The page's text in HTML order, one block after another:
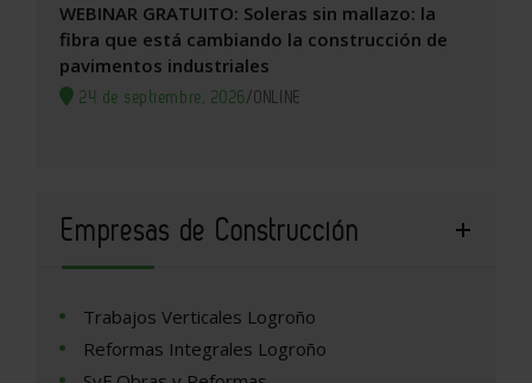
WEBINAR GRATUITO: Soleras sin mallazo: la
fibra que está cambiando la construcción de
pavimentos industriales
24 de septiembre, 2026/ONLINE
Empresas de Construcción
Trabajos Verticales Logroño
Reformas Integrales Logroño